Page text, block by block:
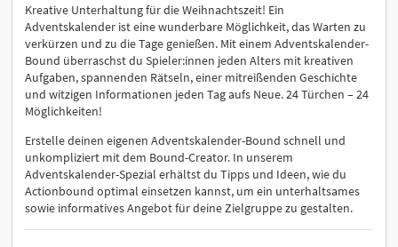
Kreative Unterhaltung für die Weihnachtszeit! Ein
Adventskalender ist eine wunderbare Möglichkeit, das Warten zu
verkürzen und zu die Tage genießen. Mit einem Adventskalender-
Bound überraschst du Spieler:innen jeden Alters mit kreativen
Aufgaben, spannenden Rätseln, einer mitreißenden Geschichte
und witzigen Informationen jeden Tag aufs Neue. 24 Türchen – 24
Möglichkeiten!
Erstelle deinen eigenen Adventskalender-Bound schnell und
unkompliziert mit dem Bound-Creator. In unserem
Adventskalender-Spezial erhältst du Tipps und Ideen, wie du
Actionbound optimal einsetzen kannst, um ein unterhaltsames
sowie informatives Angebot für deine Zielgruppe zu gestalten.